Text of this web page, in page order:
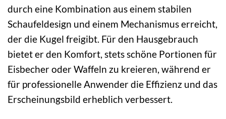
durch eine Kombination aus einem stabilen
Schaufeldesign und einem Mechanismus erreicht,
der die Kugel freigibt. Für den Hausgebrauch
bietet er den Komfort, stets schöne Portionen für
Eisbecher oder Waffeln zu kreieren, während er
für professionelle Anwender die Effizienz und das
Erscheinungsbild erheblich verbessert.